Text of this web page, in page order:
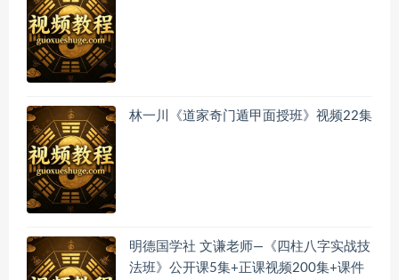
林一川《道家奇门遁甲面授班》视频22集
明德国学社 文谦老师—《四柱八字实战技
法班》公开课5集+正课视频200集+课件